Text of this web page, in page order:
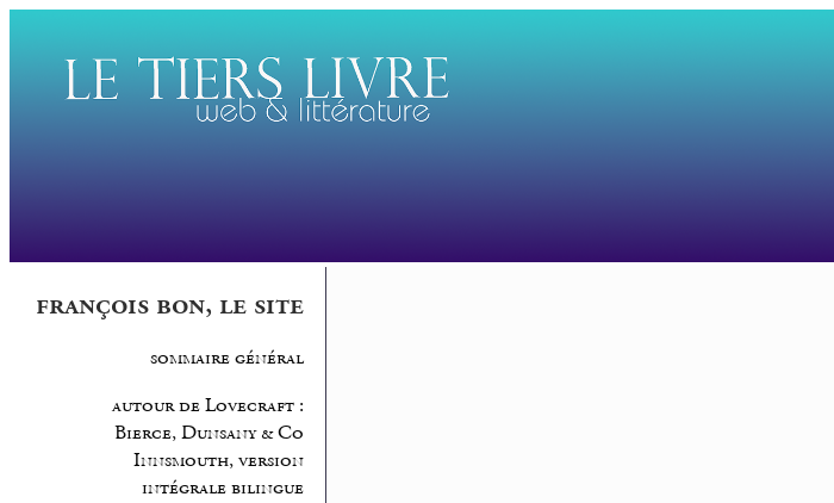
françois bon, le site
sommaire général
autour de Lovecraft :
Bierce, Dunsany & Co
Innsmouth, version
intégrale bilingue